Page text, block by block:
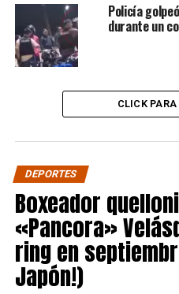
Policía
durante un
CLICK
DEPORTES
Boxeador
«Pancora»
ring en
Japón!)